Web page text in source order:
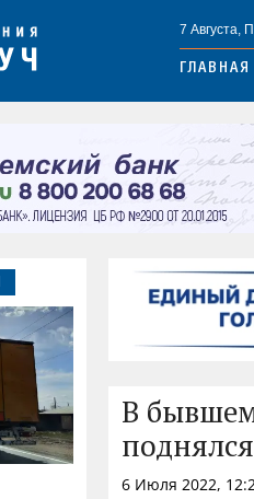
7 Августа,
ГЛАВНАЯ
В
6 Июля 2022,